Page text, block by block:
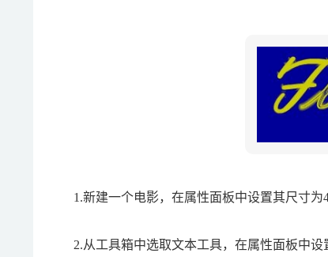
1.新建一个电影，在属性面板中设置其尺寸为
2.从工具箱中选取文本工具，在属性面板中设置